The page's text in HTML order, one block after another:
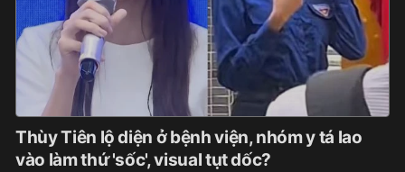
Thùy Tiên lộ diện ở bệnh viện, nhóm y tá lao
vào làm thứ 'sốc', visual tụt dốc?